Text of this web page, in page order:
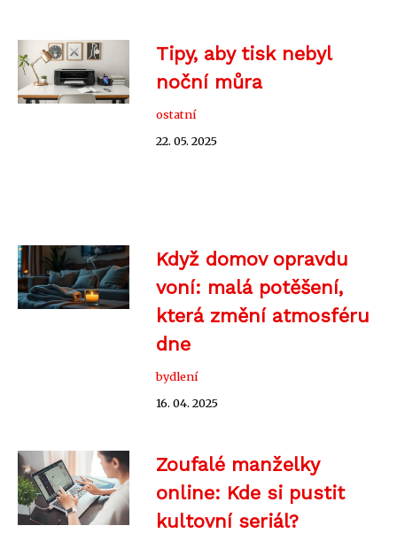
Tipy, aby tisk nebyl
noční můra
ostatní
22. 05. 2025
Když domov opravdu
voní: malá potěšení,
která změní atmosféru
dne
bydlení
16. 04. 2025
Zoufalé manželky
online: Kde si pustit
kultovní seriál?